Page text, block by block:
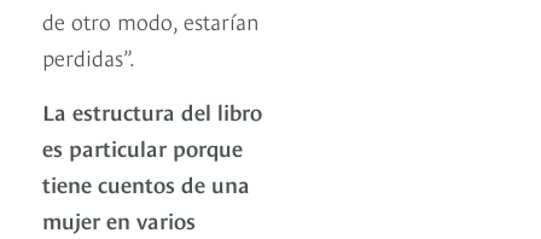
de otro modo, estarían
perdidas”.
La estructura del libro
es particular porque
tiene cuentos de una
mujer en varios